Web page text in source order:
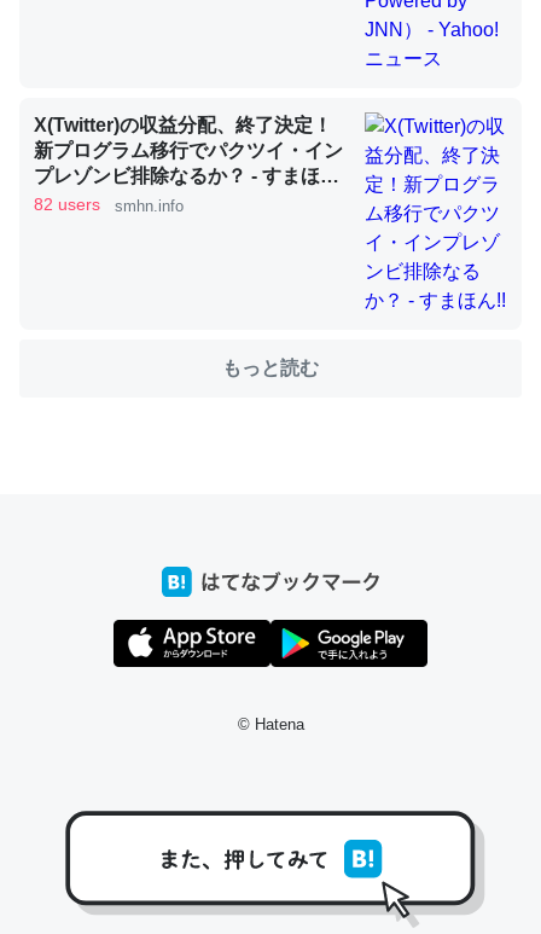
─ニュース :: 【研究発表】昆虫学の大問題＝「昆虫はなぜ海にいな
ウチもEchoを実家に置いて４年。でたまに覗いてる。ぼ
ちぼちRingも置こうかと画策中。あと、Googleマップで
位置情報を共有してる。電池残量や充電中かが分かるので
それを実質100倍以上に伸ばす効果があるはず……
─たまにLINEするくらいだった遠方の父67歳と僕。ITツール導入で
コミュニケーションが劇的に変化した｜tayorini by LIFULL介護
たいなのでネット環境作ったけどAlexaしか使わないので
回線代ほとんどかからないですよ。参考：
https://toyoshi.hatenablog.com/entry/2019/05/15/1805
X(Twitter)の収益分配、終了決定！
新プログラム移行でパクツイ・イン
プレゾンビ排除なるか？ - すまほ
ん!!
82 users smhn.info
もっと読む
© Hatena